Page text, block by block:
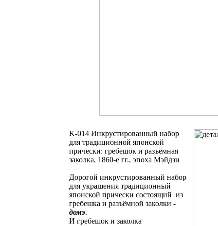
K-014 Инкрустированный набор
для традиционной японской
прически: гребешок и разъёмная
заколка, 1860-е гг., эпоха Мэйдзи
Дорогой инкрустированный набор
для украшения традиционный
японской прически состоящий из
гребешка и разъёмной заколки -
домэ.
И гребешок и заколка